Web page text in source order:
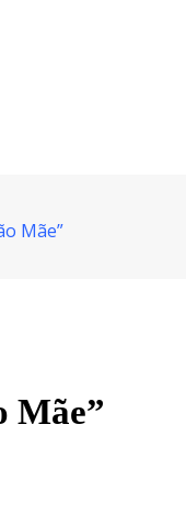
Mãe”
Mãe”